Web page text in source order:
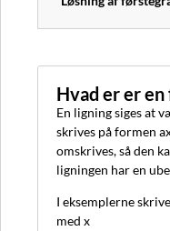
Hvad er er
En ligning siges at
skrives på formen
omskrives, så den
ligningen har en
I eksemplerne
med x